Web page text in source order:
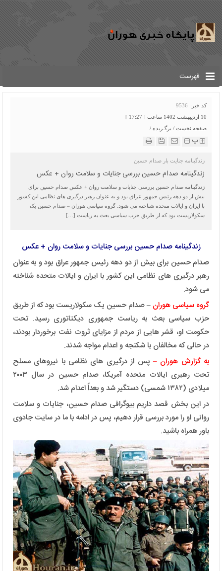
فهرست
کد خبر: 9536
10 اردیبهشت 1402 ساعت [ 17:27 ]
صفحه نخست / برگـزیده /
پ
زندگینامه جنایت بار صدام حسین
زندگینامه صدام حسین بررسی جنایات و سلامت روان + عکس
زندگینامه صدام حسین بررسی جنایات و سلامت روان + عکس صدام حسین برای
بیش از دو دهه رئیس جمهور عراق بود و به عنوان رهبر درگیری های نظامی این کشور
با ایران و ایالات متحده شناخته می شود. گروه سیاسی هوران – صدام حسین یک
سکولاریست بود که از طریق حزب سیاسی بعث به ریاست […]
زندگینامه صدام حسین بررسی جنایات و سلامت روان + عکس
صدام حسین برای بیش از دو دهه رئیس جمهور عراق بود و به عنوان
رهبر درگیری های نظامی این کشور با ایران و ایالات متحده شناخته
می شود.
گروه سیاسی هوران – صدام حسین یک سکولاریست بود که از طریق
حزب سیاسی بعث به ریاست جمهوری دیکتاتوری رسید. تحت
حکومت او، قشر ‌هایی از مردم از مزایای ثروت نفت برخوردار بودند،
در حالی که مخالفان با شکنجه و اعدام مواجه شدند.
به گزارش هوران – پس از درگیری‌ های نظامی با نیروهای مسلح
تحت رهبری ایالات متحده آمریکا، صدام حسین در سال ۲۰۰۳
میلادی (۱۳۸۲ شمسی) دستگیر شد و بعداً اعدام شد.
در این بخش قصد داریم بیوگرافی صدام حسین، جنایات و سلامت
روانی او را مورد بررسی قرار دهیم، پس در ادامه با ما در سایت جادوی
باور همراه باشید.